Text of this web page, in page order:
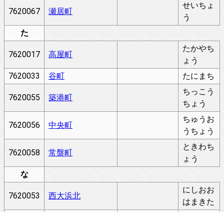
7620067 瀬居町
せいちょ
う
た
7620017 高屋町
たかやち
ょう
7620033
谷町 たにまち
7620055 築港町
ちっこう
ちょう
7620056 中央町
ちゅうお
うちょう
7620058 常盤町
ときわち
ょう
な
7620053 西大浜北
にしおお
はまきた